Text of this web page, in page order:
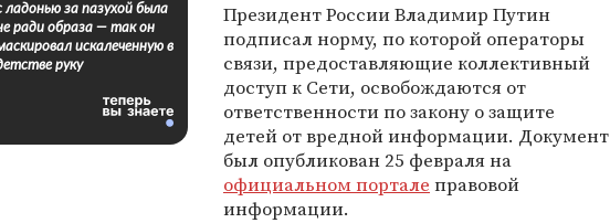
Президент России Владимир Путин
подписал норму, по которой операторы
связи, предоставляющие коллективный
доступ к Сети, освобождаются от
ответственности по закону о защите
детей от вредной информации. Документ
был опубликован 25 февраля на
официальном портале правовой
информации.
ладонью за пазухой была
ради образа — так он
искалеченную в
руку